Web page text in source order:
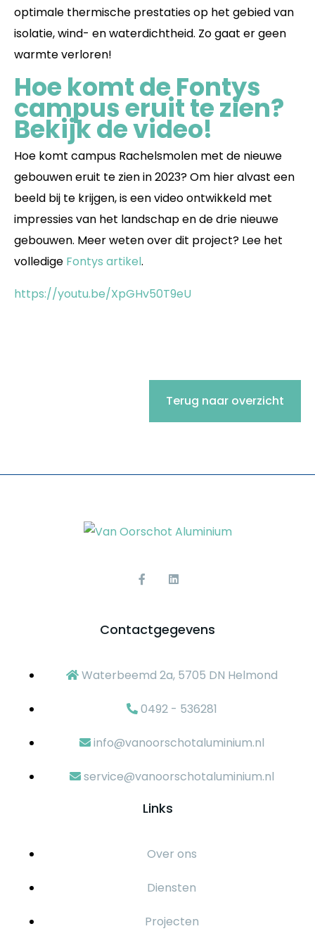
optimale thermische prestaties op het gebied van
isolatie, wind- en waterdichtheid. Zo gaat er geen
warmte verloren!
Hoe komt de Fontys
campus eruit te zien?
Bekijk de video!
Hoe komt campus Rachelsmolen met de nieuwe
gebouwen eruit te zien in 2023? Om hier alvast een
beeld bij te krijgen, is een video ontwikkeld met
impressies van het landschap en de drie nieuwe
gebouwen. Meer weten over dit project? Lee het
volledige Fontys artikel.
https://youtu.be/XpGHv50T9eU
Terug naar overzicht
Contactgegevens
Waterbeemd 2a, 5705 DN Helmond
0492 - 536281
info@vanoorschotaluminium.nl
service@vanoorschotaluminium.nl
Links
Over ons
Diensten
Projecten